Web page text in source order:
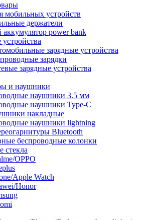
мобильных устройств
держатели
power bank
зарядные устройства
зарядки
зарядные устройства
и наушники
наушники 3.5 мм
наушники Type-C
накладные
наушники lightning
Bluetooth
беспроводные колонки
стекла
OPPO
Apple Watch
Honor